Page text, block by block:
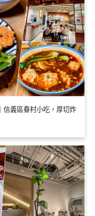
信義區眷村小吃，厚切炸